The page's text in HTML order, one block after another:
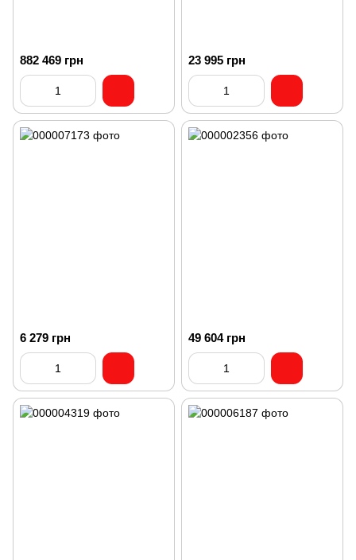
882 469 грн 23 995 грн
6 279 грн 49 604 грн